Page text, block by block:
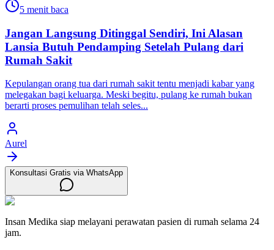
5 menit baca
Jangan Langsung Ditinggal Sendiri, Ini Alasan
Lansia Butuh Pendamping Setelah Pulang dari
Rumah Sakit
Kepulangan orang tua dari rumah sakit tentu menjadi kabar yang
melegakan bagi keluarga. Meski begitu, pulang ke rumah bukan
berarti proses pemulihan telah seles...
Aurel
Konsultasi Gratis via WhatsApp
Insan Medika siap melayani perawatan pasien di rumah selama 24
jam.